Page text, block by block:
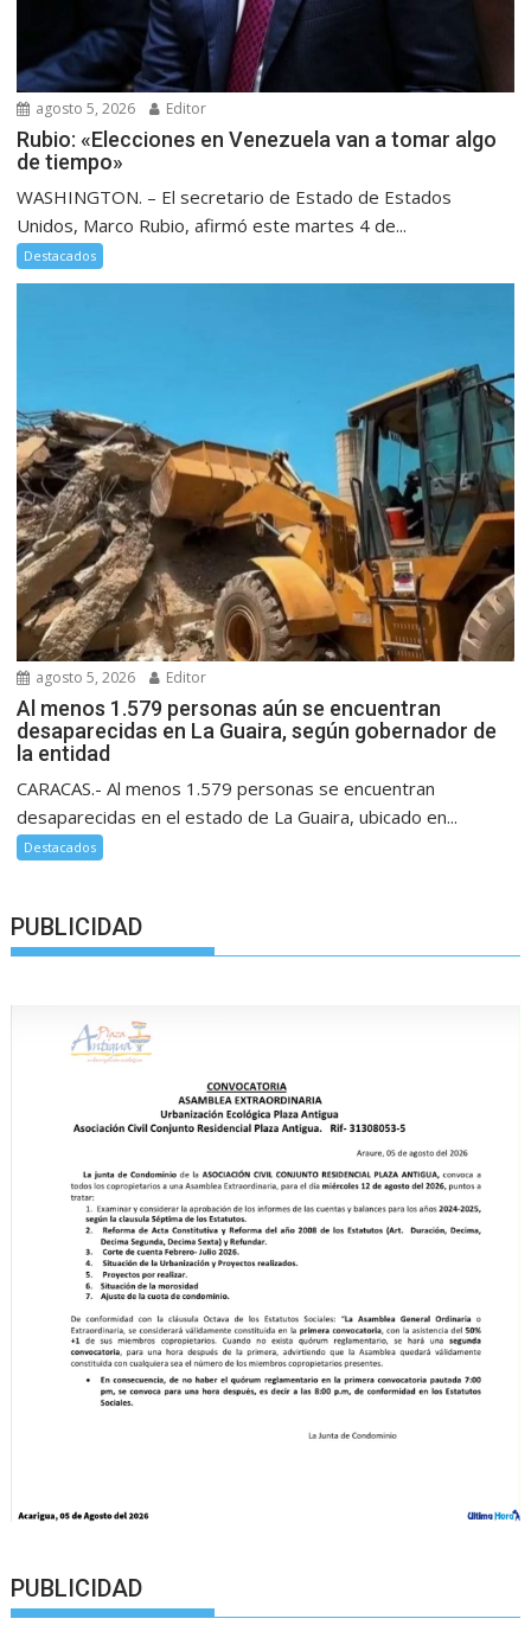
agosto 5, 2026 Editor
Rubio: «Elecciones en Venezuela van a tomar algo
de tiempo»
WASHINGTON. – El secretario de Estado de Estados
Unidos, Marco Rubio, afirmó este martes 4 de...
Destacados
agosto 5, 2026 Editor
Al menos 1.579 personas aún se encuentran
desaparecidas en La Guaira, según gobernador de
la entidad
CARACAS.- Al menos 1.579 personas se encuentran
desaparecidas en el estado de La Guaira, ubicado en...
Destacados
PUBLICIDAD
PUBLICIDAD